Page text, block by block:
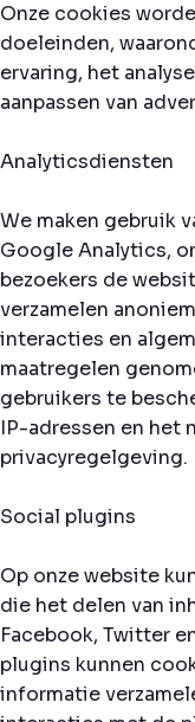
Onze cookies
doeleinden,
ervaring, het
aanpassen van
Analyticsdiensten
We maken gebruik
Google Analytics,
bezoekers de
verzamelen
interacties en
maatregelen
gebruikers te
IP-adressen en het
privacyregelgeving.
Social plugins
Op onze website
die het delen van
Facebook, Twitter
plugins kunnen
informatie